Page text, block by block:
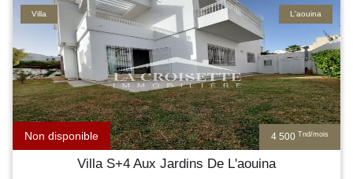
4 500 Tnd/mois
Non disponible
L'aouina
Villa
Villa S+4 Aux Jardins De L'aouina